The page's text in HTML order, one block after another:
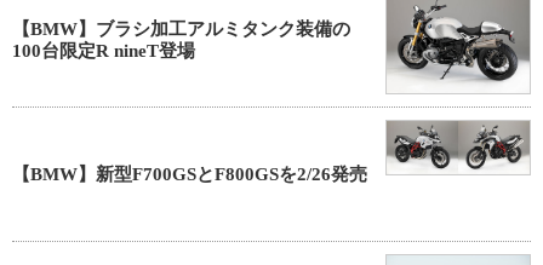
【BMW】ブラシ加工アルミタンク装備の
100台限定R nineT登場
【BMW】新型F700GSとF800GSを2/26発売